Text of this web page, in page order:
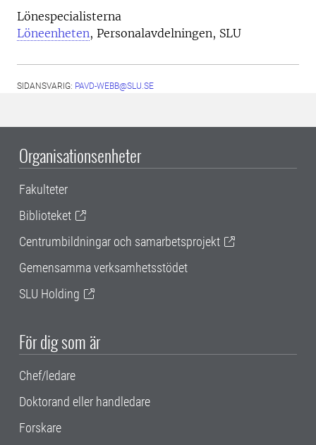
Lönespecialisterna
Löneenheten, Personalavdelningen, SLU
SIDANSVARIG: PAVD-WEBB@SLU.SE
Organisationsenheter
Fakulteter
Biblioteket
Centrumbildningar och samarbetsprojekt
Gemensamma verksamhetsstödet
SLU Holding
För dig som är
Chef/ledare
Doktorand eller handledare
Forskare